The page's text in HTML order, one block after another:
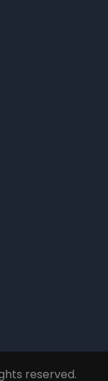
reserved.